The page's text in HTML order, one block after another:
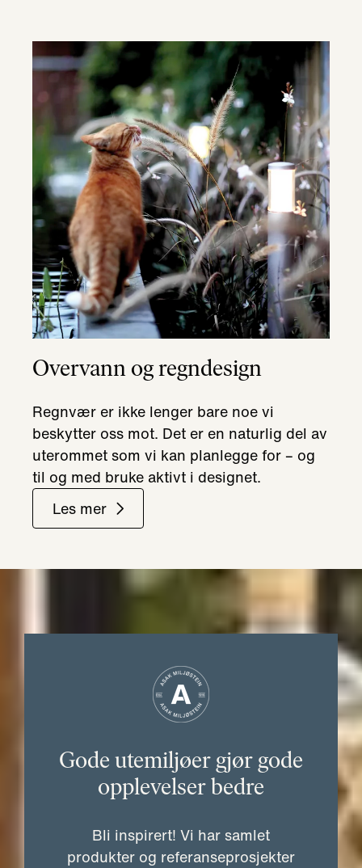
Overvann og regndesign
Regnvær er ikke lenger bare noe vi
beskytter oss mot. Det er en naturlig del av
uterommet som vi kan planlegge for – og
til og med bruke aktivt i designet.
Les mer
Gode utemiljøer gjør gode
opplevelser bedre
Bli inspirert! Vi har samlet
produkter og referanseprosjekter